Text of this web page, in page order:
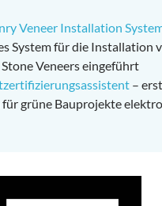
Veneer Installation
System für die Installation
Veneers eingeführt
–
grüne Bauprojekte